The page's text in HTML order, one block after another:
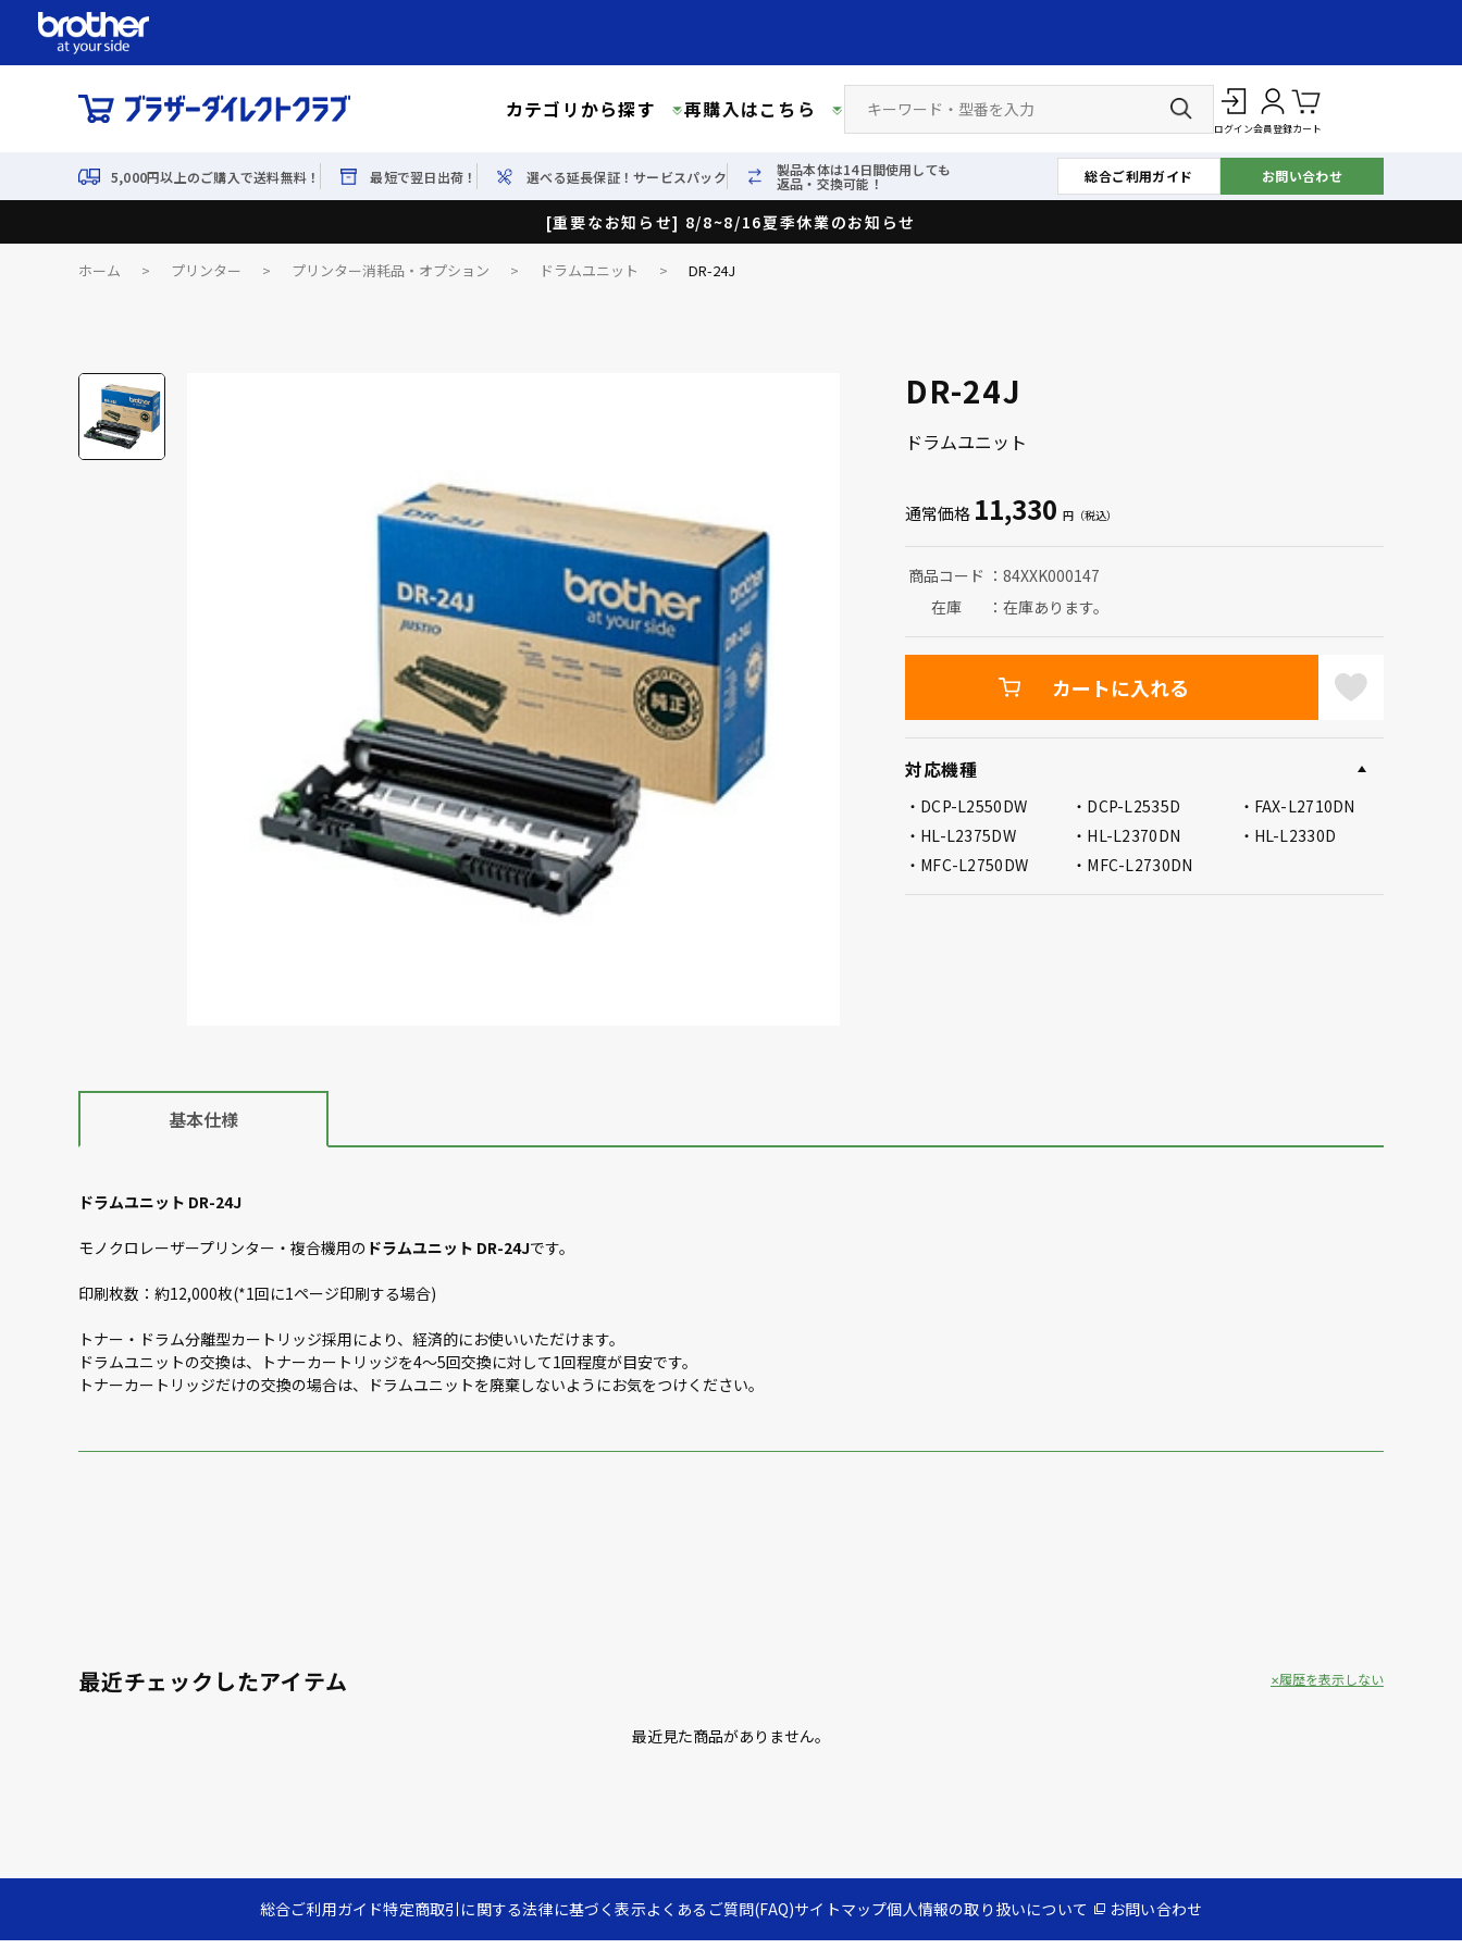
カテゴリから探す 再購入はこちら
ログイン会員登録カート
5,000円以上のご購入で送料無料！ 最短で翌日出荷！ 選べる延長保証！サービスパック 製品本体は14日間使用しても
返品・交換可能！ 総合ご利用ガイド お問い合わせ
[重要なお知らせ] 8/8~8/16夏季休業のお知らせ
ホーム > プリンター > プリンター消耗品・オプション > ドラムユニット > DR-24J
DR-24J
ドラムユニット
通常価格 11,330
商品コード
84XXK000147
在庫
在庫あります。
対応機種
DCP-L2550DW DCP-L2535D
FAX-L2710DN
HL-L2375DW
HL-L2370DN
HL-L2330D
MFC-L2750DW
MFC-L2730DN
カートに入れる
基本仕様
ドラムユニット DR-24J
モノクロレーザープリンター・複合機用の ドラムユニット DR-24Jです。
印刷枚数：約12,000枚(*1回に1ページ印刷する場合)
トナー・ドラム分離型カートリッジ採用により、経済的にお使いいただけます。
ドラムユニットの交換は、トナーカートリッジを4～5回交換に対して1回程度が目安です。
トナーカートリッジだけの交換の場合は、ドラムユニットを廃棄しないようにお気をつけください。
最近チェックしたアイテム
最近見た商品がありません。
履歴を表示しない
総合ご利用ガイド特定商取引に関する法律に基づく表示よくあるご質問(FAQ)サイトマップ個人情報の取り扱いについて お問い合わせ